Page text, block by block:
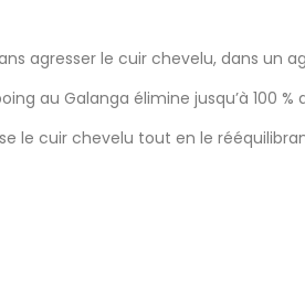
agresser le cuir chevelu, dans un
au Galanga élimine jusqu’à 100
le cuir chevelu tout en le